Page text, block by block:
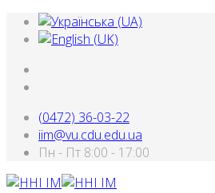
(0472) 36-03-22
iim@vu.cdu.edu.ua
Пн - Пт 8:00 - 17:00